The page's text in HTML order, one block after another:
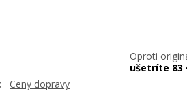
Ceny dopravy
Oproti
ušetríte 83